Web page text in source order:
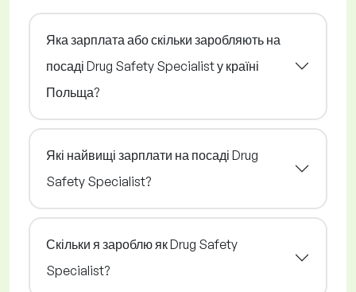
Яка зарплата або скільки заробляють на
посаді Drug Safety Specialist у країні
Польща?
Які найвищі зарплати на посаді Drug
Safety Specialist?
Скільки я зароблю як Drug Safety
Specialist?